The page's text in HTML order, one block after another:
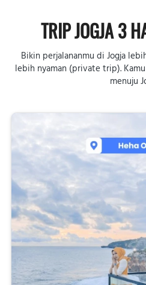
TRIP JOGJA 3
Bikin perjalananmu di Jogja
lebih nyaman (private trip).
menuju